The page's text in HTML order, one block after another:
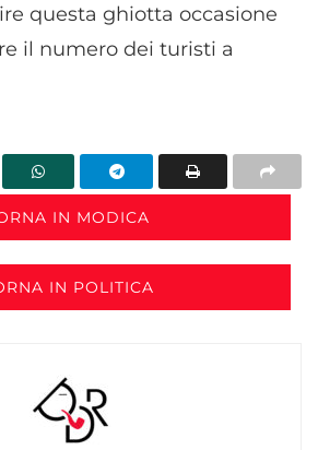
questa ghiotta occasione
il numero dei turisti a
IN MODICA
IN POLITICA